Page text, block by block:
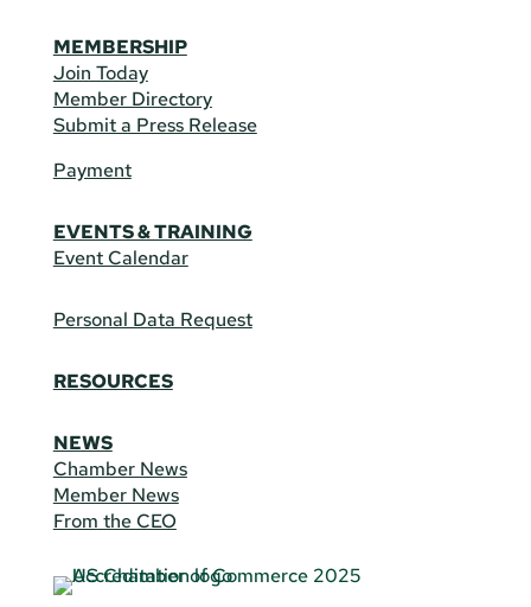
MEMBERSHIP
Join Today
Member Directory
Submit a Press Release
Payment
EVENTS & TRAINING
Event Calendar
Personal Data Request
RESOURCES
NEWS
Chamber News
Member News
From the CEO